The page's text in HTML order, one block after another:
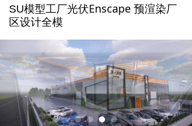
SU模型工厂光伏Enscape 预渲染厂
区设计全模